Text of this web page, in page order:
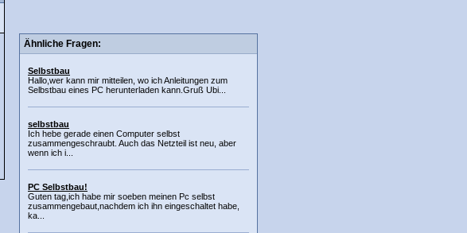
Ähnliche Fragen:
Selbstbau
Hallo,wer kann mir mitteilen, wo ich Anleitungen zum
Selbstbau eines PC herunterladen kann.Gruß Ubi...
selbstbau
Ich hebe gerade einen Computer selbst
zusammengeschraubt. Auch das Netzteil ist neu, aber
wenn ich i...
PC Selbstbau!
Guten tag,ich habe mir soeben meinen Pc selbst
zusammengebaut,nachdem ich ihn eingeschaltet habe,
ka...